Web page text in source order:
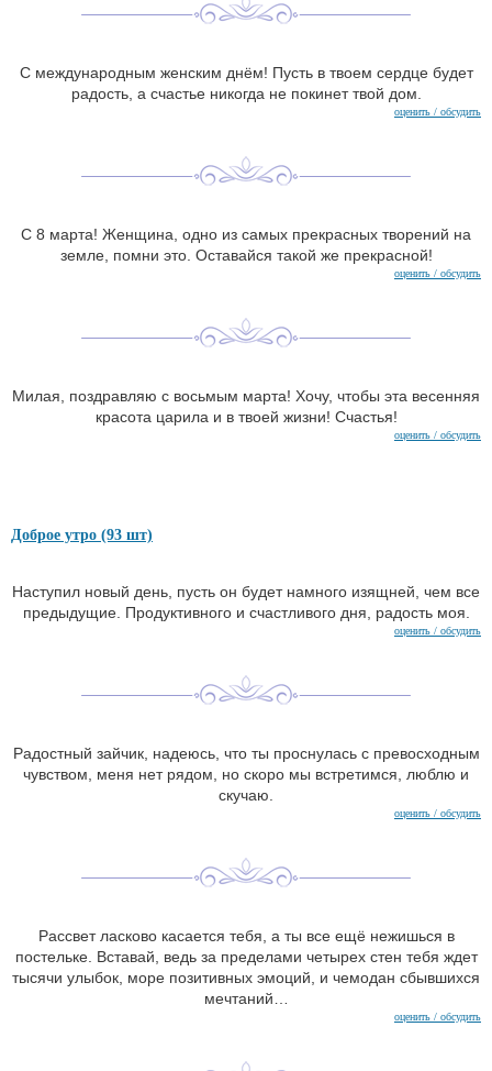
С международным женским днём! Пусть в твоем сердце будет
радость, а счастье никогда не покинет твой дом.
оценить / обсудить
С 8 марта! Женщина, одно из самых прекрасных творений на
земле, помни это. Оставайся такой же прекрасной!
оценить / обсудить
Милая, поздравляю с восьмым марта! Хочу, чтобы эта весенняя
красота царила и в твоей жизни! Счастья!
оценить / обсудить
Доброе утро (93 шт)
Наступил новый день, пусть он будет намного изящней, чем все
предыдущие. Продуктивного и счастливого дня, радость моя.
оценить / обсудить
Радостный зайчик, надеюсь, что ты проснулась с превосходным
чувством, меня нет рядом, но скоро мы встретимся, люблю и
скучаю.
оценить / обсудить
Рассвет ласково касается тебя, а ты все ещё нежишься в
постельке. Вставай, ведь за пределами четырех стен тебя ждет
тысячи улыбок, море позитивных эмоций, и чемодан сбывшихся
мечтаний…
оценить / обсудить